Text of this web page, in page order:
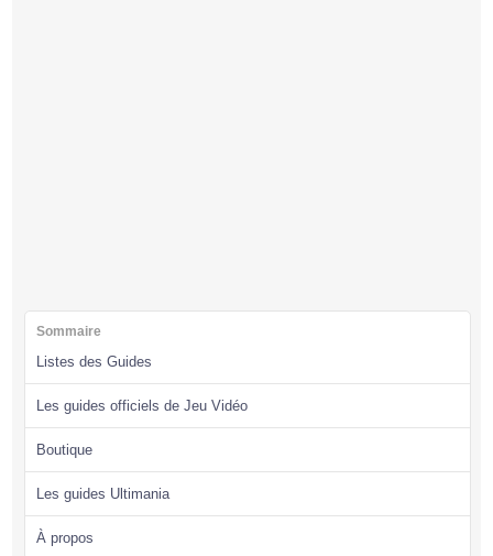
Sommaire
Listes des Guides
Les guides officiels de Jeu Vidéo
Boutique
Les guides Ultimania
À propos